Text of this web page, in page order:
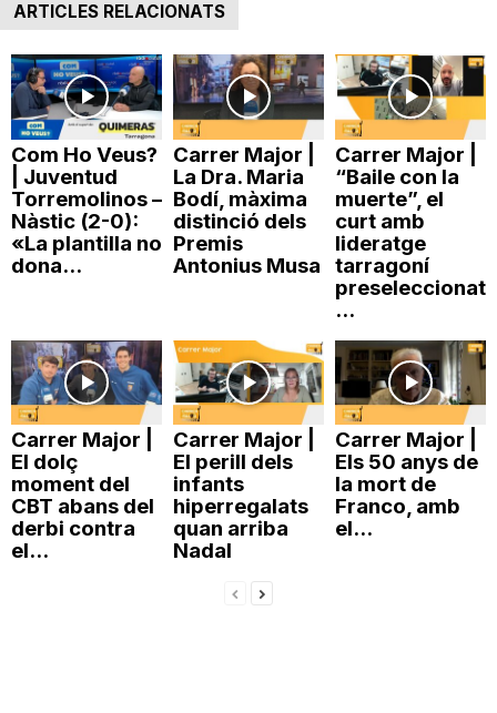
a
g
o
n
ARTICLES RELACIONATS
Com Ho Veus?
| Juventud
Torremolinos –
Nàstic (2-0):
«La plantilla no
dona...
Carrer Major |
La Dra. Maria
Bodí, màxima
distinció dels
Premis
Antonius Musa
Carrer Major |
“Baile con la
muerte”, el
curt amb
lideratge
tarragoní
preseleccionat
...
Carrer Major |
El dolç
moment del
CBT abans del
derbi contra
el...
Carrer Major |
El perill dels
infants
hiperregalats
quan arriba
Nadal
Carrer Major |
Els 50 anys de
la mort de
Franco, amb
el...